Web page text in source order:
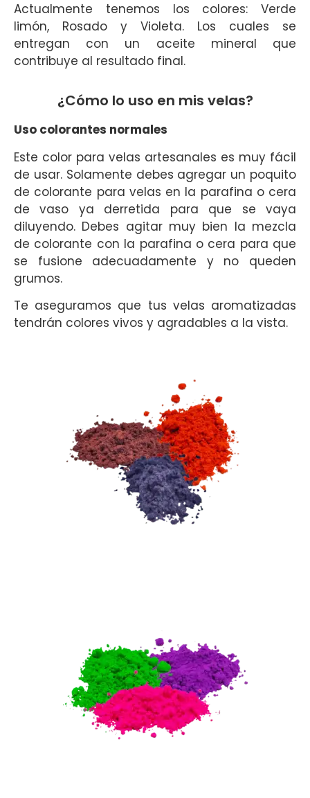
Actualmente tenemos los colores: Verde
limón, Rosado y Violeta. Los cuales se
entregan con un aceite mineral que
contribuye al resultado final.
¿Cómo lo uso en mis velas?
Uso colorantes normales
Este color para velas artesanales es muy fácil
de usar. Solamente debes agregar un poquito
de colorante para velas en la parafina o cera
de vaso ya derretida para que se vaya
diluyendo. Debes agitar muy bien la mezcla
de colorante con la parafina o cera para que
se fusione adecuadamente y no queden
grumos.
Te aseguramos que tus velas aromatizadas
tendrán colores vivos y agradables a la vista.